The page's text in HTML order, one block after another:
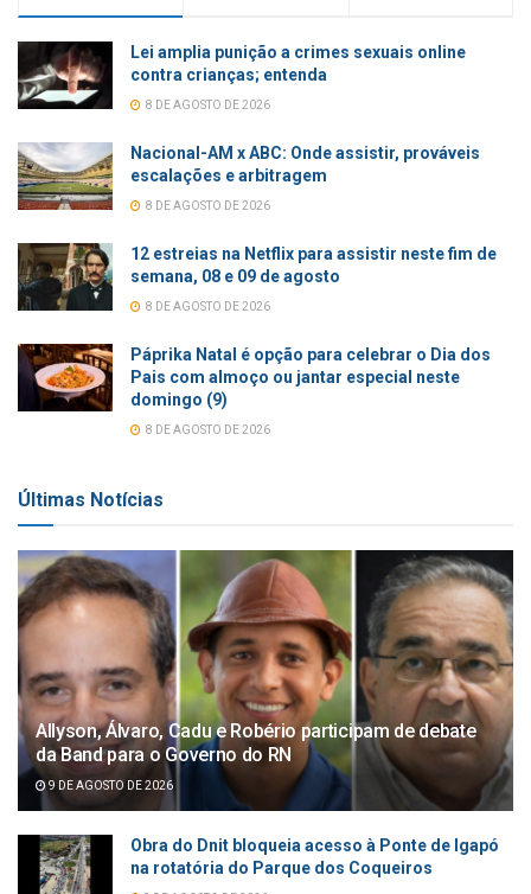
Lei amplia punição a crimes sexuais online
contra crianças; entenda
8 DE AGOSTO DE 2026
Nacional-AM x ABC: Onde assistir, prováveis
escalações e arbitragem
8 DE AGOSTO DE 2026
12 estreias na Netflix para assistir neste fim de
semana, 08 e 09 de agosto
8 DE AGOSTO DE 2026
Páprika Natal é opção para celebrar o Dia dos
Pais com almoço ou jantar especial neste
domingo (9)
8 DE AGOSTO DE 2026
Últimas Notícias
Allyson, Álvaro, Cadu e Robério participam de debate
da Band para o Governo do RN
9 DE AGOSTO DE 2026
Obra do Dnit bloqueia acesso à Ponte de Igapó
na rotatória do Parque dos Coqueiros